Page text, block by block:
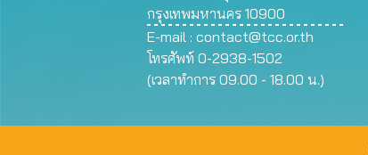
กรุงเทพมหานคร 10900
E-mail : contact@tcc.or.th
โทรศัพท์ 0-2938-1502
(เวลาทำการ 09.00 - 18.00 น.)